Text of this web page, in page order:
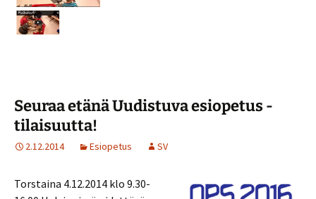
Seuraa etänä Uudistuva esiopetus -
tilaisuutta!
2.12.2014 Esiopetus SV
Torstaina 4.12.2014 klo 9.30-